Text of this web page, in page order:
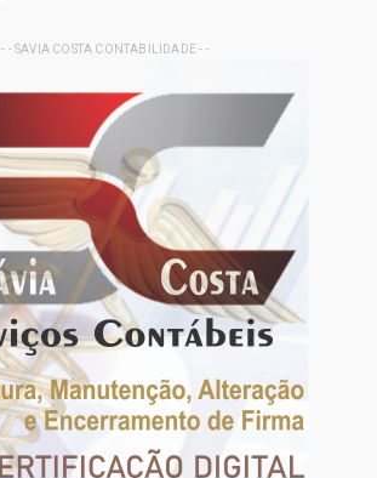
- - SAVIA COSTA CONTABILIDADE - -